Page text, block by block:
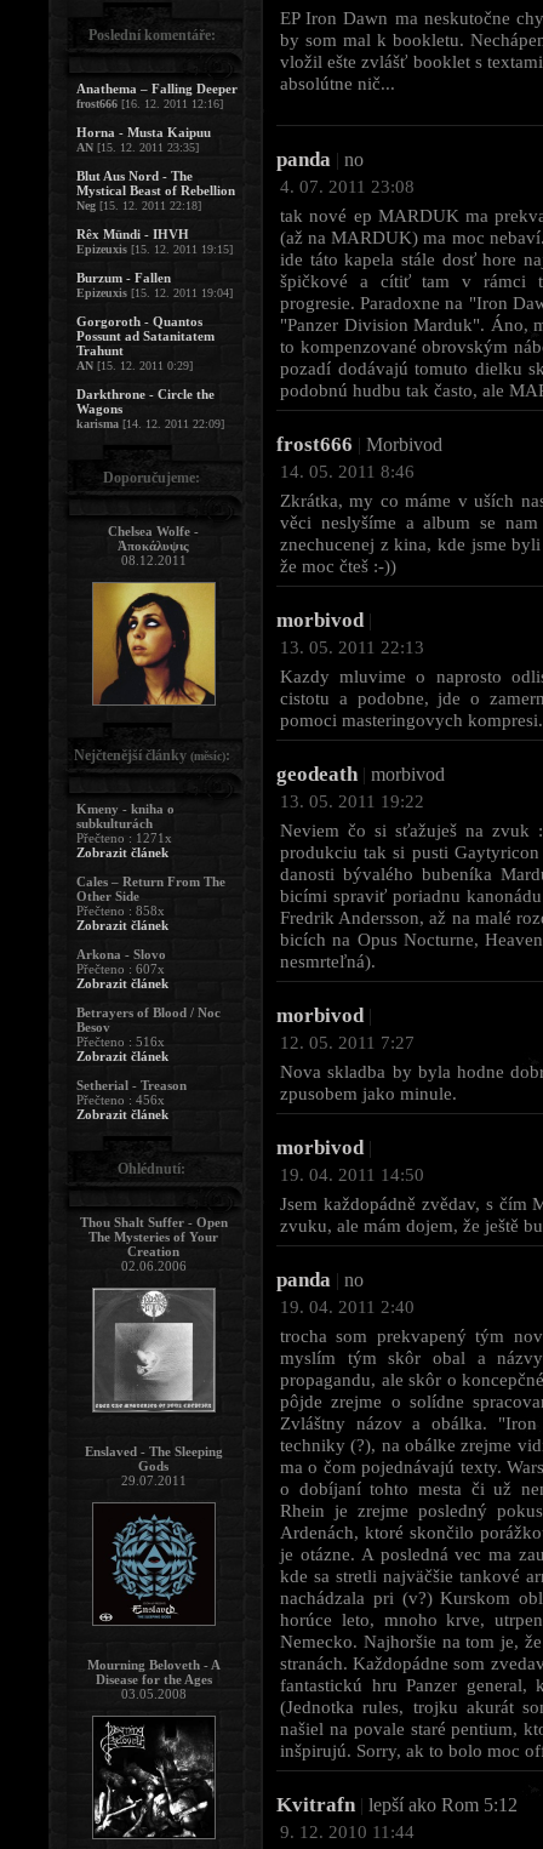
EP Iron Dawn ma neskutočne
by som mal k bookletu.
vložil ešte zvlášť booklet s
absolútne nič...
panda | no
4. 07. 2011 23:08
tak nové ep MARDUK ma
(až na MARDUK) ma moc
ide táto kapela stále dosť hore
špičkové a cítiť tam v rámci
progresie. Paradoxne na "Iron
"Panzer Division Marduk". Áno,
to kompenzované obrovským
pozadí dodávajú tomuto dielku
podobnú hudbu tak často, ale
frost666 | Morbivod
14. 05. 2011 8:46
Zkrátka, my co máme v uších
věci neslyšíme a album se
znechucenej z kina, kde jsme
že moc čteš :-))
morbivod |
13. 05. 2011 22:13
Kazdy mluvime o naprosto
cistotu a podobne, jde o
pomoci masteringovych
geodeath | morbivod
13. 05. 2011 19:22
Neviem čo si sťažuješ na zvuk
produkciu tak si pusti
danosti bývalého bubeníka
bicími spraviť poriadnu
Fredrik Andersson, až na malé
bicích na Opus Nocturne,
nesmrteľná).
morbivod |
12. 05. 2011 7:27
Nova skladba by byla hodne
zpusobem jako minule.
morbivod |
19. 04. 2011 14:50
Jsem každopádně zvědav, s
zvuku, ale mám dojem, že ještě
panda | no
19. 04. 2011 2:40
trocha som prekvapený tým
myslím tým skôr obal a
propagandu, ale skôr o
pôjde zrejme o solídne
Zvláštny názov a obálka.
techniky (?), na obálke zrejme
ma o čom pojednávajú texty.
o dobíjaní tohto mesta či už
Rhein je zrejme posledný
Ardenách, ktoré skončilo
je otázne. A posledná vec ma
kde sa stretli najväčšie tankové
nachádzala pri (v?) Kurskom
horúce leto, mnoho krve,
Nemecko. Najhoršie na tom je,
stranách. Každopádne som
fantastickú hru Panzer
(Jednotka rules, trojku akurát
našiel na povale staré pentium,
inšpirujú. Sorry, ak to bolo moc
Kvitrafn | lepší ako Rom 5:12
9. 12. 2010 11:44
Poslední komentáře:
Anathema – Falling Deeper
frost666 [16. 12. 2011 12:16]
Horna - Musta Kaipuu
AN [15. 12. 2011 23:35]
Blut Aus Nord - The
Mystical Beast of Rebellion
Neg [15. 12. 2011 22:18]
Rêx Mündi - IHVH
Epizeuxis [15. 12. 2011 19:15]
Burzum - Fallen
Epizeuxis [15. 12. 2011 19:04]
Gorgoroth - Quantos
Possunt ad Satanitatem
Trahunt
AN [15. 12. 2011 0:29]
Darkthrone - Circle the
Wagons
karisma [14. 12. 2011 22:09]
Doporučujeme:
Chelsea Wolfe -
Ἀποκάλυψις
08.12.2011
Nejčtenější články (měsíc):
Kmeny - kniha o
subkulturách
Přečteno : 1271x
Zobrazit článek
Cales – Return From The
Other Side
Přečteno : 858x
Zobrazit článek
Arkona - Slovo
Přečteno : 607x
Zobrazit článek
Betrayers of Blood / Noc
Besov
Přečteno : 516x
Zobrazit článek
Setherial - Treason
Přečteno : 456x
Zobrazit článek
Ohlédnutí:
Thou Shalt Suffer - Open
The Mysteries of Your
Creation
02.06.2006
Enslaved - The Sleeping
Gods
29.07.2011
Mourning Beloveth - A
Disease for the Ages
03.05.2008